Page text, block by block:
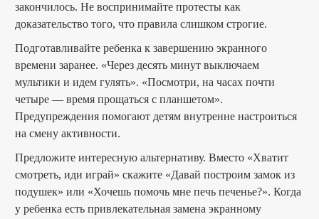
закончилось. Не воспринимайте протесты как
доказательство того, что правила слишком строгие.
Подготавливайте ребенка к завершению экранного
времени заранее. «Через десять минут выключаем
мультики и идем гулять». «Посмотри, на часах почти
четыре — время прощаться с планшетом».
Предупреждения помогают детям внутренне настроиться
на смену активности.
Предложите интересную альтернативу. Вместо «Хватит
смотреть, иди играй» скажите «Давай построим замок из
подушек» или «Хочешь помочь мне печь печенье?». Когда
у ребенка есть привлекательная замена экранному